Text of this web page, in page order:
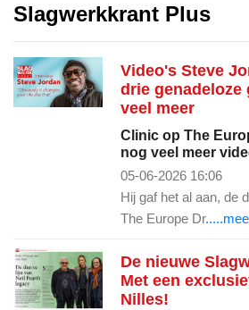
Slagwerkkrant Plus
Video's Steve
drie genadeloze
veel meer
Clinic op The
nog veel meer
05-06-2026 16:06
Hij gaf het al aan, de
The Europe Dr
De nieuwe
Met een
Nilles!